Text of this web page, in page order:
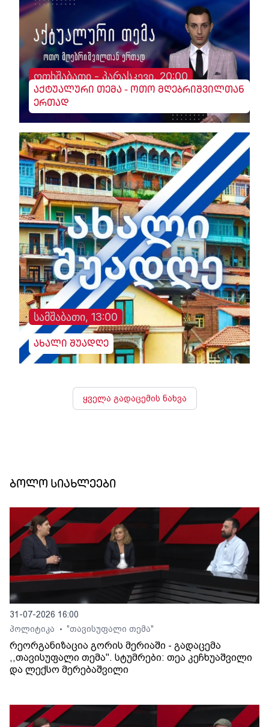
ოთხშაბათი - პარასკევი, 20:00
აქტუალური თემა - ოთო მღებრიშვილთან
ერთად
სამშაბათი, 13:00
ახალი შუადღე
ყველა გადაცემის ნახვა
ბოლო სიახლეები
31-07-2026 16:00
პოლიტიკა
• "თავისუფალი თემა"
რეორგანიზაცია გორის მერიაში - გადაცემა
,,თავისუფალი თემა". სტუმრები: თეა კეჩხუაშვილი
და ლექსო მერებაშვილი